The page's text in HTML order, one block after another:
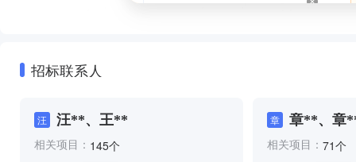
招标联系人
汪 汪**、王**
相关项目： 145个
章 章**、章
相关项目： 71个